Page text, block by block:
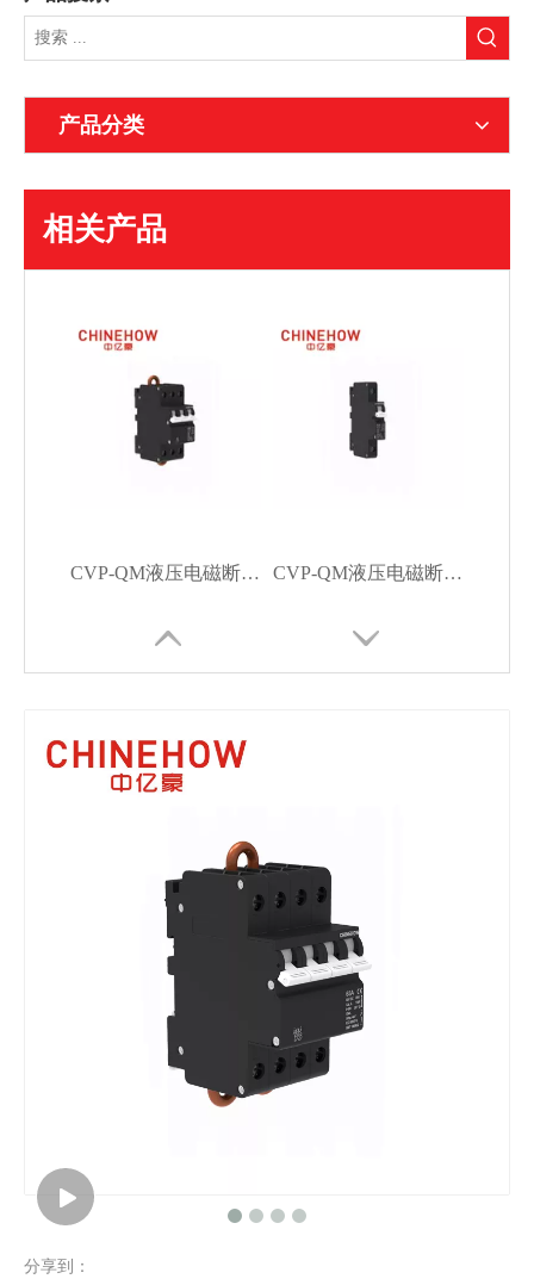
产品分类
相关产品
CVP-QM液压电磁断路器3极系列 CVP-QM液压电磁断路器1P
分享到：